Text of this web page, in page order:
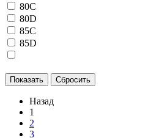
80C
80D
85C
85D
Назад
1
2
3